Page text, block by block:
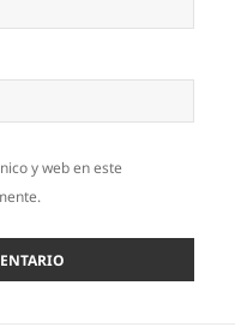
y web en este